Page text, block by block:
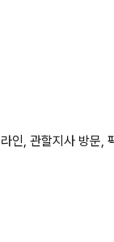
인, 관할지사 방문,